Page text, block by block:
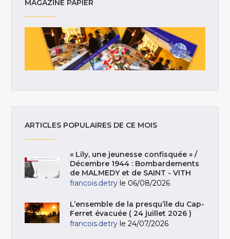
MAGAZINE PAPIER
ARTICLES POPULAIRES DE CE MOIS
« Lily, une jeunesse confisquée » /
Décembre 1944 : Bombardements
de MALMEDY et de SAINT - VITH
francois.detry le 06/08/2026
L’ensemble de la presqu’île du Cap-
Ferret évacuée ( 24 juillet 2026 )
francois.detry le 24/07/2026